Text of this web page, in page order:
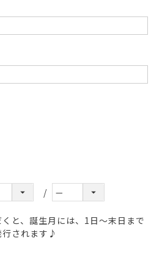
と、誕生月には、1日～末日まで
行されます♪